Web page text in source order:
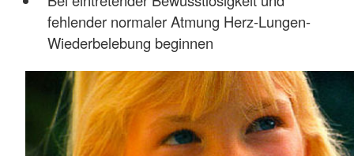
fehlender normaler Atmung Herz-Lungen-
Wiederbelebung beginnen